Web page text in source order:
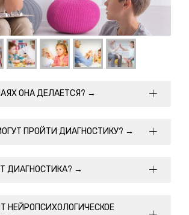
ОНА ДЕЛАЕТСЯ? →
ПРОЙТИ ДИАГНОСТИКУ? →
ДИАГНОСТИКА? →
НЕЙРОПСИХОЛОГИЧЕСКОЕ